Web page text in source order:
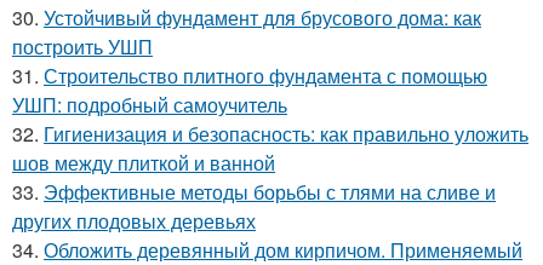
30. Устойчивый фундамент для брусового дома: как
построить УШП
31. Строительство плитного фундамента с помощью
УШП: подробный самоучитель
32. Гигиенизация и безопасность: как правильно уложить
шов между плиткой и ванной
33. Эффективные методы борьбы с тлями на сливе и
других плодовых деревьях
34. Обложить деревянный дом кирпичом. Применяемый